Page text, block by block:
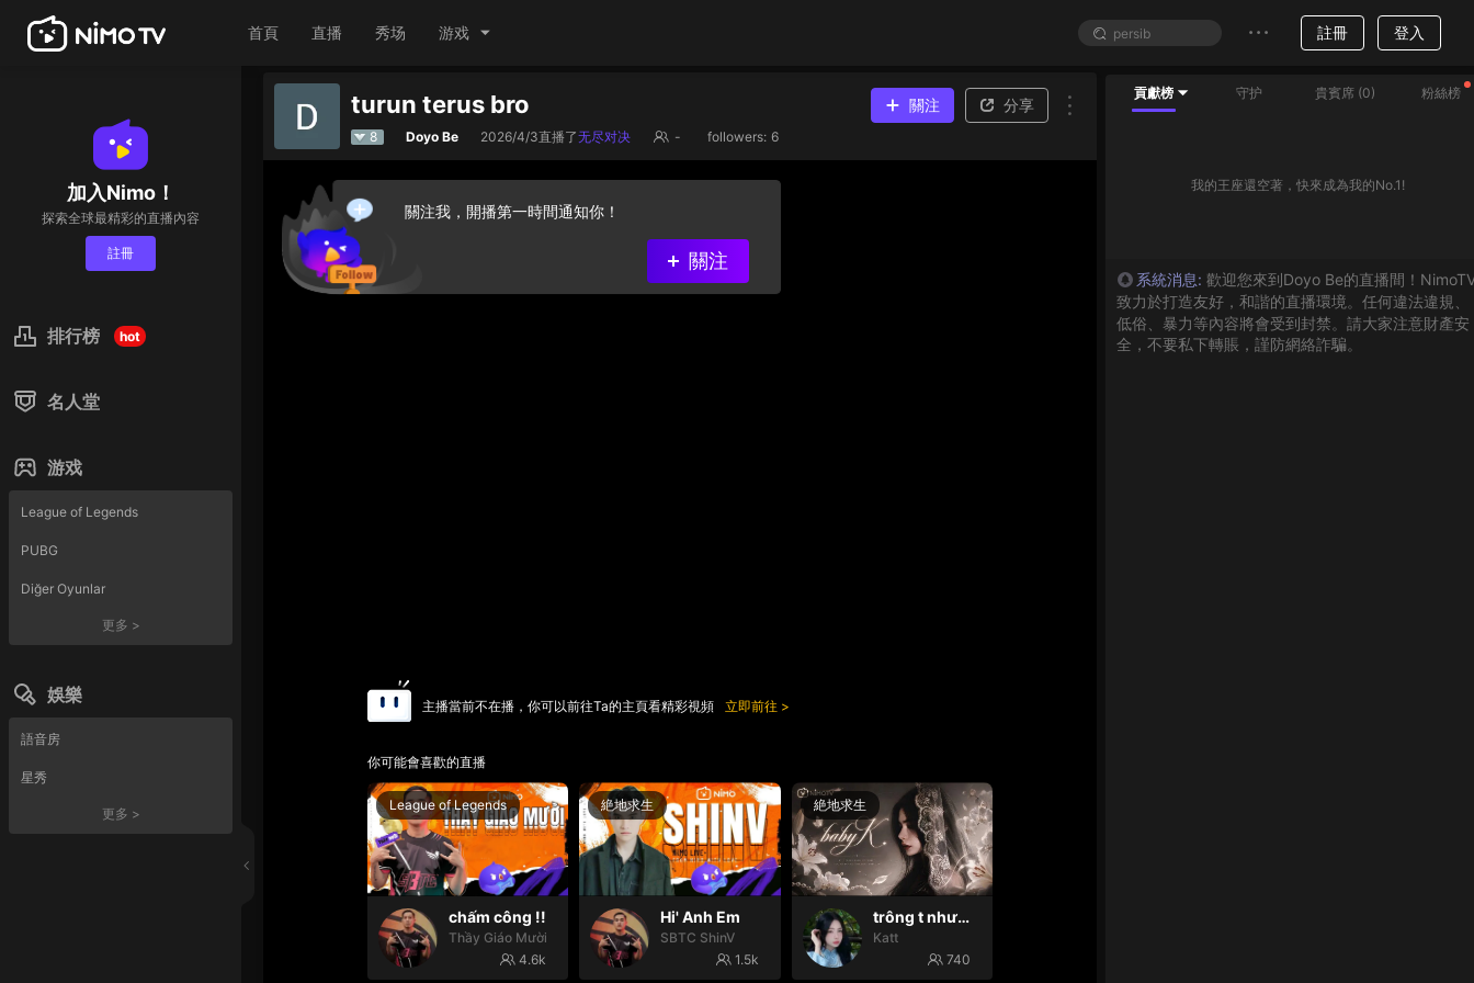
首頁 直播 秀场 游戏 註冊 登入
加入Nimo！
探索全球最精彩的直播內容
註冊
排行榜 hot
名人堂
游戏
League of Legends
PUBG
Diğer Oyunlar
更多 >
娛樂
語音房
星秀
更多 >
turun terus bro 關注 分享
8 Doyo Be 2026/4/3直播了无尽对决 - followers: 6
主播當前不在播，你可以前往Ta的主頁看精彩視頻 立即前往
你可能會喜歡的直播
League of Legends
chấm công !!
Thầy Giáo Mười
4.6k
絶地求生
Hi' Anh Em
SBTC ShinV
1.5k
絶地求生
trông t như một con thú
Katt
740
關注我，開播第一時間通知你！
關注
貢獻榜 守护 貴賓席 (0) 粉絲榜
我的王座還空著，快來成為我的No.1!
系統消息: 歡迎您來到Doyo Be的直播間！
致力於打造友好，和諧的直播環境。任何違法違規、
低俗、暴力等內容將會受到封禁。請大家注意財產安
全，不要私下轉賬，謹防網絡詐騙。